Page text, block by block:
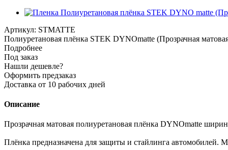
Артикул: STMATTE
Полиуретановая плёнка STEK DYNOmatte
Подробнее
Под заказ
Нашли дешевле?
Оформить предзаказ
Доставка от 10 рабочих дней
Описание
Прозрачная матовая полиуретановая плёнка DYNOmatte
Плёнка предназначена для защиты и стайлинга